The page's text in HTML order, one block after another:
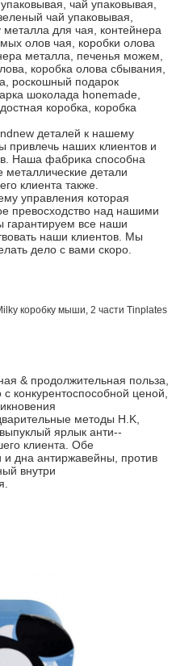
чай упаковывая,
чай упаковывая,
металла для чая, контейнера
олов чая, коробки олова
металла, печенья можем,
коробка олова сбывания,
роскошный подарок
шоколада honemade,
коробка, коробка
деталей к нашему
привлечь наших клиентов и
Наша фабрика способна
металлические детали
клиента также.
управления которая
превосходство над нашими
гарантируем все наши
наши клиентов. Мы
дело с вами скоро.
коробку мыши, 2 части Tinplates
& продолжительная польза,
конкурентоспособной ценой,
методы H.K,
ярлык анти--
клиента. Обе
дна антиржавейны, против
внутри